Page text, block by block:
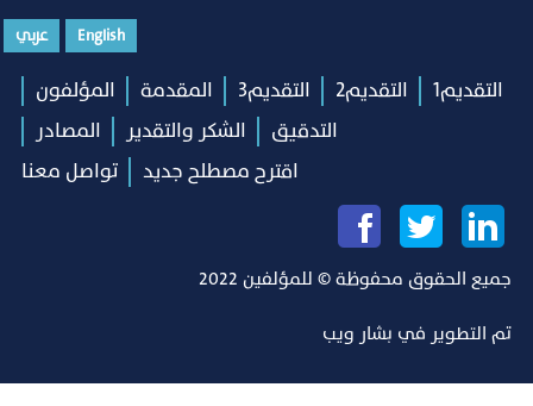
English عربي
التقديم1 التقديم2 التقديم3 المقدمة
المؤلفون
التدقيق
الشكر والتقدير
المصادر
اقترح مصطلح جديد
تواصل معنا
جميع الحقوق محفوظة © للمؤلفين 2022
تم التطوير في بشار ويب